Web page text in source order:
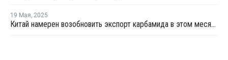
19 Мая, 2025
Китай намерен возобновить экспорт карбамида в этом месяце